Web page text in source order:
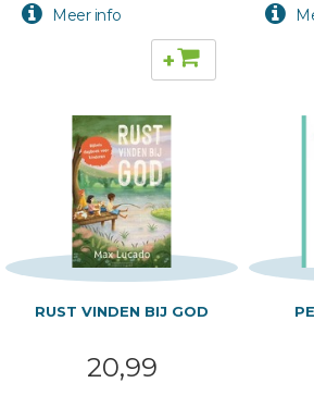
+
RUST VINDEN BIJ GOD
20,99